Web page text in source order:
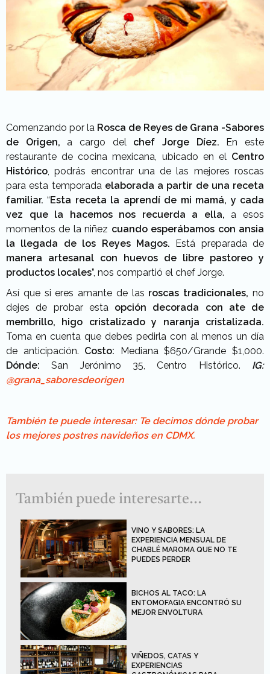
Comenzando por la Rosca de Reyes de Grana -Sabores
de Origen, a cargo del chef Jorge Díez. En este
restaurante de cocina mexicana, ubicado en el Centro
Histórico, podrás encontrar una de las mejores roscas
para esta temporada elaborada a partir de una receta
familiar. “Esta receta la aprendí de mi mamá, y cada
vez que la hacemos nos recuerda a ella, a esos
momentos de la niñez cuando esperábamos con ansia
la llegada de los Reyes Magos. Está preparada de
manera artesanal con huevos de libre pastoreo y
productos locales”, nos compartió el chef Jorge.
Así que si eres amante de las roscas tradicionales, no
dejes de probar esta opción decorada con ate de
membrillo, higo cristalizado y naranja cristalizada.
Toma en cuenta que debes pedirla con al menos un día
de anticipación. Costo: Mediana $650/Grande $1,000.
Dónde: San Jerónimo 35, Centro Histórico. IG:
@grana_saboresdeorigen
También te puede interesar: Te decimos dónde probar
los mejores postres navideños en CDMX.
También puede interesarte...
VINO Y SABORES: LA
EXPERIENCIA MENSUAL DE
CHABLÉ MAROMA QUE NO TE
PUEDES PERDER
BICHOS AL TACO: LA
ENTOMOFAGIA ENCONTRÓ SU
MEJOR ENVOLTURA
VIÑEDOS, CATAS Y
EXPERIENCIAS